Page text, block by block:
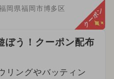
岡県福岡市博多区 クーポン
ぼう！クーポン配布
リングやバッティン